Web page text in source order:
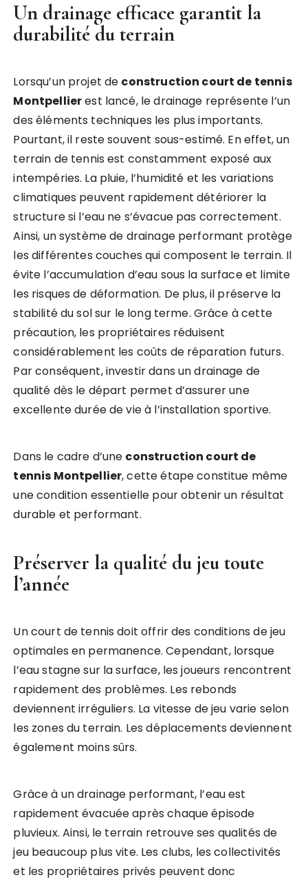
Un drainage efficace garantit la
durabilité du terrain
Lorsqu’un projet de construction court de tennis
Montpellierest lancé, le drainage représente l’un
des éléments techniques les plus importants.
Pourtant, il reste souvent sous-estimé. En effet, un
terrain de tennis est constamment exposé aux
intempéries. La pluie, l’humidité et les variations
climatiques peuvent rapidement détériorer la
structure si l’eau ne s’évacue pas correctement.
Ainsi, un système de drainage performant protège
les différentes couches qui composent le terrain. Il
évite l’accumulation d’eau sous la surface et limite
les risques de déformation. De plus, il préserve la
stabilité du sol sur le long terme. Grâce à cette
précaution, les propriétaires réduisent
considérablement les coûts de réparation futurs.
Par conséquent, investir dans un drainage de
qualité dès le départ permet d’assurer une
excellente durée de vie à l’installation sportive.
Dans le cadre d’une construction court de
tennis Montpellier, cette étape constitue même
une condition essentielle pour obtenir un résultat
durable et performant.
Préserver la qualité du jeu toute
l’année
Un court de tennis doit offrir des conditions de jeu
optimales en permanence. Cependant, lorsque
l’eau stagne sur la surface, les joueurs rencontrent
rapidement des problèmes. Les rebonds
deviennent irréguliers. La vitesse de jeu varie selon
les zones du terrain. Les déplacements deviennent
également moins sûrs.
Grâce à un drainage performant, l’eau est
rapidement évacuée après chaque épisode
pluvieux. Ainsi, le terrain retrouve ses qualités de
jeu beaucoup plus vite. Les clubs, les collectivités
et les propriétaires privés peuvent donc